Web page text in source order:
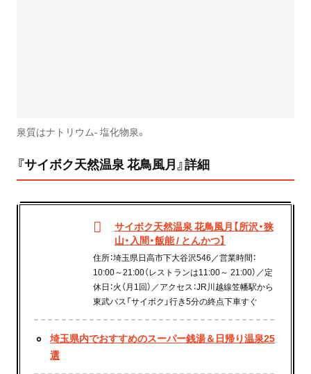
泉質はナトリウム- 塩化物泉。
『サイボク天然温泉 花鳥風月』詳細
サイボク天然温泉 花鳥風月【所沢・狭
山・入間・飯能 / とんかつ】
住所：埼玉県日高市下大谷沢546／営業時間：
10:00～21:00（レストランは11:00～ 21:00）／定
休日：火（月1回）／アクセス：JR川越線笠幡駅から
東武バス「サイボク」行き5分の終点下車すぐ
埼玉県内でおすすめのスーパー銭湯＆日帰り温泉25
選